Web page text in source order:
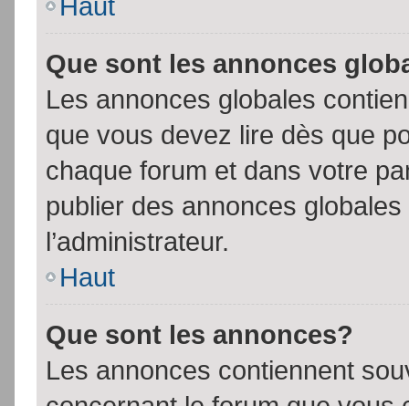
Que sont les annonces
Les annonces globales
que vous devez lire dès que
chaque forum et dans votre
publier des annonces
l’administrateur.
Haut
Que sont les annonces?
Les annonces contiennent